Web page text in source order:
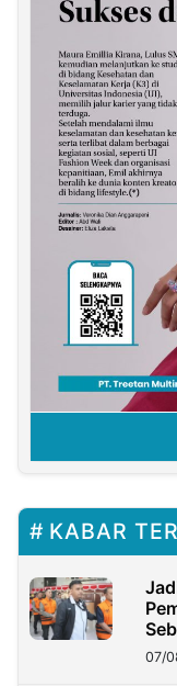
KABAR
07/